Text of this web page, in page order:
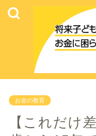
お金の教育
【これだけ